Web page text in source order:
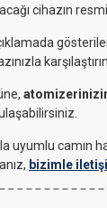
cihazın
uyumlu camın
bizimle